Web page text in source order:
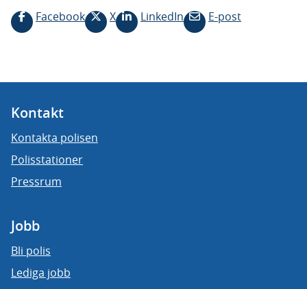
Facebook
X LinkedIn E-post
Kontakt
Kontakta polisen
Polisstationer
Pressrum
Jobb
Bli polis
Lediga jobb